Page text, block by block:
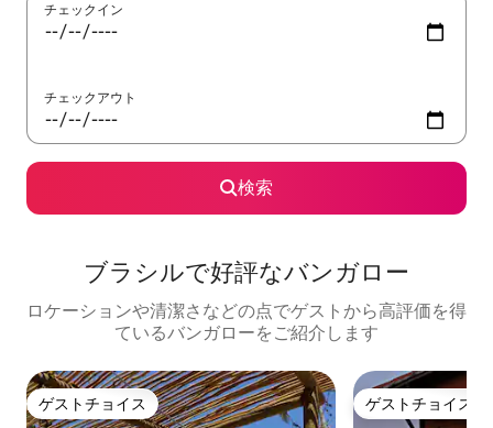
チェックイン
チェックアウト
検索
ブラシルで好評なバンガロー
ロケーションや清潔さなどの点でゲストから高評価を得
ているバンガローをご紹介します
ゲストチョイス
ゲストチョイス ゲストチョイス
ゲストチョイス